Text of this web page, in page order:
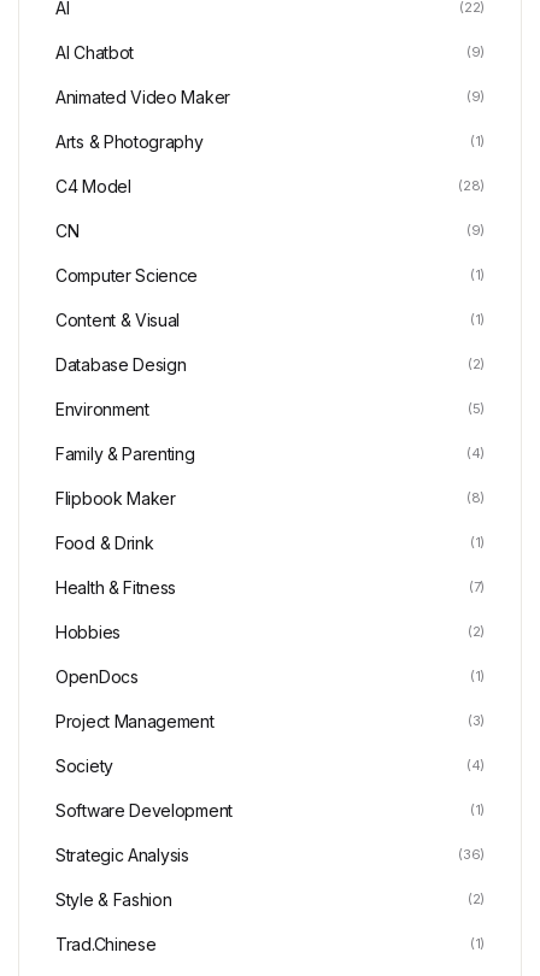
AI (22)
AI Chatbot (9)
Animated Video Maker (9)
Arts & Photography (1)
C4 Model (28)
CN (9)
Computer Science (1)
Content & Visual (1)
Database Design (2)
Environment (5)
Family & Parenting (4)
Flipbook Maker (8)
Food & Drink (1)
Health & Fitness (7)
Hobbies (2)
OpenDocs (1)
Project Management (3)
Society (4)
Software Development (1)
Strategic Analysis (36)
Style & Fashion (2)
Trad.Chinese (1)